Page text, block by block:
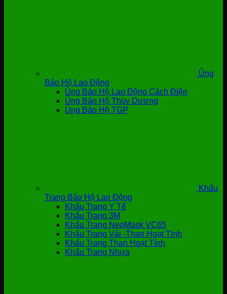
Ủng
Bảo Hộ Lao Động
Ủng Bảo Hộ Lao Động Cách Điện
Ủng Bảo Hộ Thùy Dương
Ủng Bảo Hộ TGP
Khẩu
Trang Bảo Hộ Lao Động
Khẩu Trang Y Tế
Khẩu Trang 3M
Khẩu Trang NeoMask VC65
Khẩu Trang Vải -Than Hoạt Tính
Khẩu Trang Than Hoạt Tính
Khẩu Trang Nhựa